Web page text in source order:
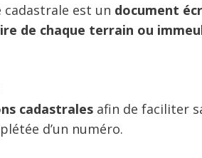
est un document
de chaque terrain ou
cadastrales afin de faciliter
d’un numéro.